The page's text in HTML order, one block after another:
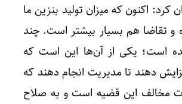
اکنون که میزان تولید بنزین ما
و تقاضا هم بسیار بیشتر است. چند
است؛ یکی از آن‌ها این است که
دهند تا مدیریت انجام دهند که
این قضیه است و به صلاح